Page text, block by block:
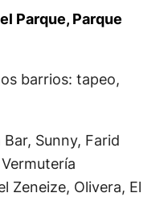
Parque, Parque
barrios: tapeo,
Sunny, Farid
Zeneize, Olivera, El